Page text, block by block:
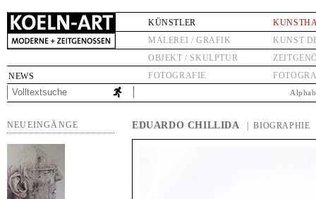
NEWS
KÜNSTLER
MALEREI / GRAFIK
OBJEKT / SKULPTUR
FOTOGRAFIE
KUNST
NEUEINGÄNGE EDUARDO CHILLIDA | BIOGRAPHIE